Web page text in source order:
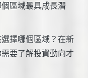
區域最具成長潛
擇哪個區域？在新
要了解投資動向才